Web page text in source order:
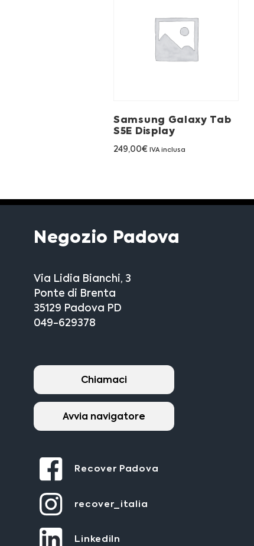
Samsung Galaxy Tab
S5E Display
249,00€ IVA inclusa
Negozio Padova
Via Lidia Bianchi, 3
Ponte di Brenta
35129 Padova PD
049-629378
Chiamaci
Avvia navigatore
Recover Padova
recover_italia
LinkediIn